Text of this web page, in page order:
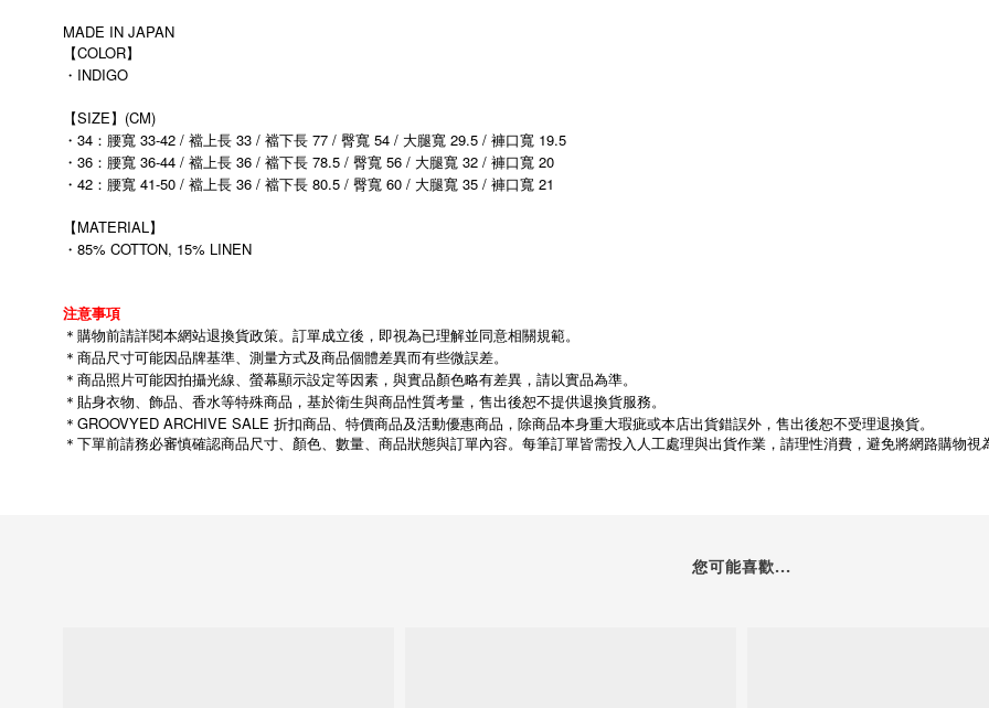
MADE IN JAPAN
【COLOR】
・INDIGO
【SIZE】(CM)
・34：腰寬 33-42 / 襠上長 33 / 襠下長 77 / 臀寬 54 / 大腿寬 29.5 / 褲口寬 19.5
・36：腰寬 36-44 / 襠上長 36 / 襠下長 78.5 / 臀寬 56 / 大腿寬 32 / 褲口寬 20
・42：腰寬 41-50 / 襠上長 36 / 襠下長 80.5 / 臀寬 60 / 大腿寬 35 / 褲口寬 21
【MATERIAL】
・85% COTTON, 15% LINEN
注意事項
＊購物前請詳閱本網站退換貨政策。訂單成立後，即視為已理解並同意相關規範。
＊商品尺寸可能因品牌基準、測量方式及商品個體差異而有些微誤差。
＊商品照片可能因拍攝光線、螢幕顯示設定等因素，與實品顏色略有差異，請以實品為準。
＊貼身衣物、飾品、香水等特殊商品，基於衛生與商品性質考量，售出後恕不提供退換貨服務。
＊GROOVYED ARCHIVE SALE 折扣商品、特價商品及活動優惠商品，除商品本身重大瑕疵或本店出貨錯誤外，售出後恕不受理退換貨。
＊下單前請務必審慎確認商品尺寸、顏色、數量、商品狀態與訂單內容。每筆訂單皆需投入人工處理與出貨作業，請理性消費，避免將網路購物視
您可能喜歡...